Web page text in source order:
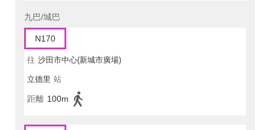
九巴/城巴
N170
往 沙田市中心(新城市廣場)
立德里 站
距離 100m